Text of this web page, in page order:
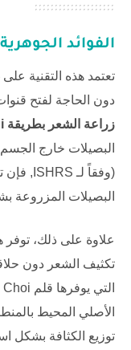
الفوائد الجوهرية
تعتمد هذه التقنية
دون الحاجة لفتح
زراعة الشعر بطريقة dhi
البصيلات خارج
(وفقاً لـ ISHRS , فإن
البصيلات المزروعة
علاوة على ذلك، توفر
تكثيف الشعر دون
الأصلي المحيط
توزيع الكثافة بشكل